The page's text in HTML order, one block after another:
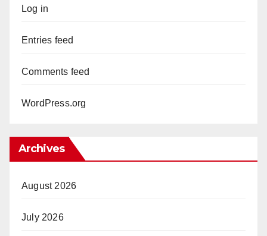
Log in
Entries feed
Comments feed
WordPress.org
Archives
August 2026
July 2026